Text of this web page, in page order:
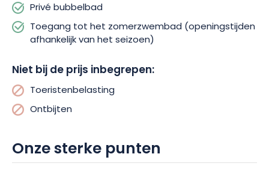
Privé bubbelbad
Toegang tot het zomerzwembad (openingstijden
afhankelijk van het seizoen)
Niet bij de prijs inbegrepen:
Toeristenbelasting
Ontbijten
Onze sterke punten